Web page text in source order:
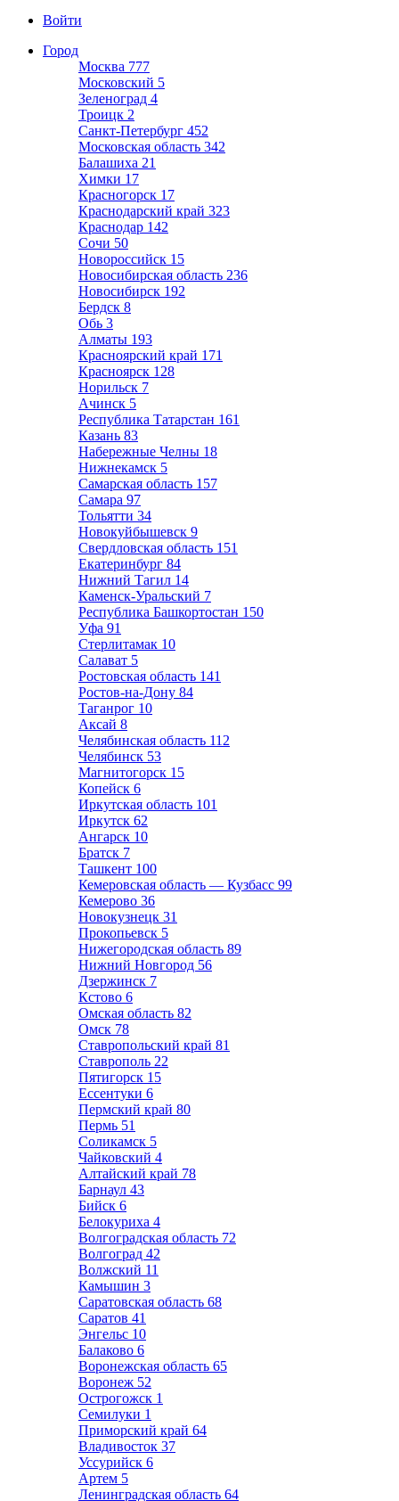
Войти
Город
Москва 777
Московский 5
Зеленоград 4
Троицк 2
Санкт-Петербург 452
Московская область 342
Балашиха 21
Химки 17
Красногорск 17
Краснодарский край 323
Краснодар 142
Сочи 50
Новороссийск 15
Новосибирская область 236
Новосибирск 192
Бердск 8
Обь 3
Алматы 193
Красноярский край 171
Красноярск 128
Норильск 7
Ачинск 5
Республика Татарстан 161
Казань 83
Набережные Челны 18
Нижнекамск 5
Самарская область 157
Самара 97
Тольятти 34
Новокуйбышевск 9
Свердловская область 151
Екатеринбург 84
Нижний Тагил 14
Каменск-Уральский 7
Республика Башкортостан 150
Уфа 91
Стерлитамак 10
Салават 5
Ростовская область 141
Ростов-на-Дону 84
Таганрог 10
Аксай 8
Челябинская область 112
Челябинск 53
Магнитогорск 15
Копейск 6
Иркутская область 101
Иркутск 62
Ангарск 10
Братск 7
Ташкент 100
Кемеровская область — Кузбасс 99
Кемерово 36
Новокузнецк 31
Прокопьевск 5
Нижегородская область 89
Нижний Новгород 56
Дзержинск 7
Кстово 6
Омская область 82
Омск 78
Ставропольский край 81
Ставрополь 22
Пятигорск 15
Ессентуки 6
Пермский край 80
Пермь 51
Соликамск 5
Чайковский 4
Алтайский край 78
Барнаул 43
Бийск 6
Белокуриха 4
Волгоградская область 72
Волгоград 42
Волжский 11
Камышин 3
Саратовская область 68
Саратов 41
Энгельс 10
Балаково 6
Воронежская область 65
Воронеж 52
Острогожск 1
Семилуки 1
Приморский край 64
Владивосток 37
Уссурийск 6
Артем 5
Ленинградская область 64